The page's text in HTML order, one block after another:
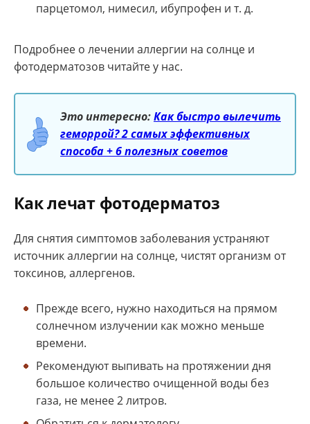
парцетомол, нимесил, ибупрофен и т. д.
Подробнее о лечении аллергии на солнце и
фотодерматозов читайте у нас.
Это интересно:Как быстро вылечить
геморрой? 2 самых эффективных
способа + 6 полезных советов
Как лечат фотодерматоз
Для снятия симптомов заболевания устраняют
источник аллергии на солнце, чистят организм от
токсинов, аллергенов.
Прежде всего, нужно находиться на прямом
солнечном излучении как можно меньше
времени.
Рекомендуют выпивать на протяжении дня
большое количество очищенной воды без
газа, не менее 2 литров.